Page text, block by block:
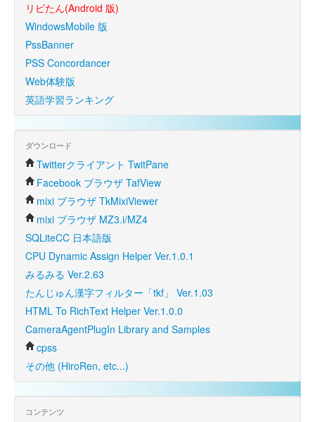
リピたん(Android 版)
WindowsMobile 版
PssBanner
PSS Concordancer
Web体験版
英語学習ランキング
ダウンロード
Twitterクライアント TwitPane
Facebook ブラウザ TafView
mixi ブラウザ TkMixiViewer
mixi ブラウザ MZ3.i/MZ4
SQLiteCC 日本語版
CPU Dynamic Assign Helper Ver.1.0.1
みるみる Ver.2.63
たんじゅん漢字フィルター「tkf」 Ver.1.03
HTML To RichText Helper Ver.1.0.0
CameraAgentPlugIn Library and Samples
cpss
その他 (HiroRen, etc...)
コンテンツ